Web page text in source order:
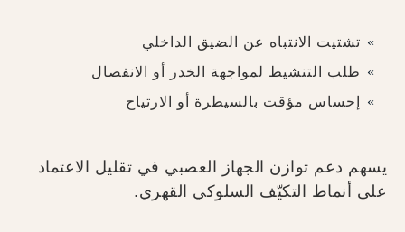
تشتيت الانتباه عن الضيق الداخلي
طلب التنشيط لمواجهة الخدر أو الانفصال
إحساس مؤقت بالسيطرة أو الارتياح
يسهم دعم توازن الجهاز العصبي في تقليل الاعتماد
على أنماط التكيّف السلوكي القهري.